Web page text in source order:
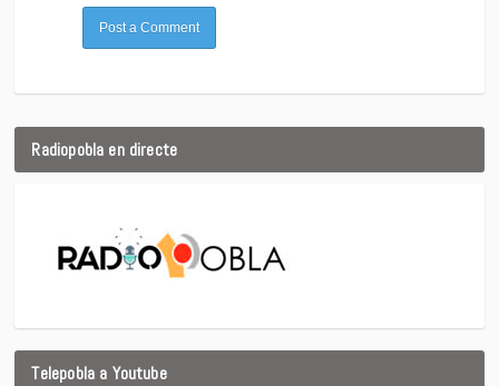
Radiopobla en directe
Telepobla a Youtube